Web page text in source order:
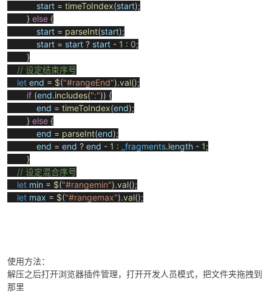
start = timeToIndex(start);
} else {
start = parseInt(start);
start = start ? start - 1 : 0;
}
// 设定结束序号
let end = $("#rangeEnd").val();
if (end.includes(":")) {
end = timeToIndex(end);
} else {
end = parseInt(end);
end = end ? end - 1 : _fragments.length - 1;
}
// 设定混合序号
let min = $("#rangemin").val();
let max = $("#rangemax").val();
使用方法：
解压之后打开浏览器插件管理，打开开发人员模式，把文件夹拖拽到
那里